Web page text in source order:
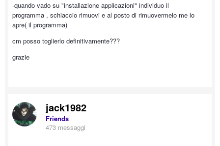
-quando vado su "installazione applicazioni" individuo il
programma , schiaccio rimuovi e al posto di rimuovermelo me lo
apre( il programma)
cm posso toglierlo definitivamente???
grazie
jack1982
Friends
473 messaggi